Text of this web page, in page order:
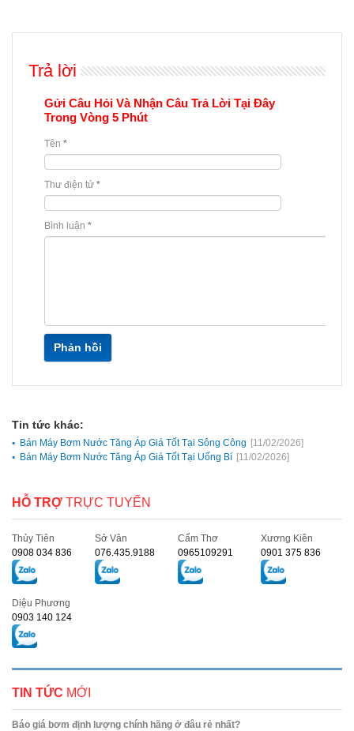
Trả lời
Gửi Câu Hỏi Và Nhận Câu Trả Lời Tại Đây
Trong Vòng 5 Phút
Tên *
Thư điện tử *
Bình luận *
Phản hồi
Tin tức khác:
Bán Máy Bơm Nước Tăng Áp Giá Tốt Tại Sông Công [11/02/2026]
Bán Máy Bơm Nước Tăng Áp Giá Tốt Tại Uống Bí [11/02/2026]
HỖ TRỢ TRỰC TUYẾN
Thủy Tiên
0908 034 836
Sở Vân
076.435.9188
Cẩm Thơ
0965109291
Xương Kiên
0901 375 836
Diệu Phương
0903 140 124
TIN TỨC MỚI
Báo giá bơm định lượng chính hãng ở đâu rẻ nhất?